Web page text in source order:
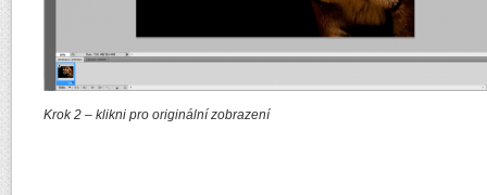
Krok 2 – klikni pro originální zobrazení